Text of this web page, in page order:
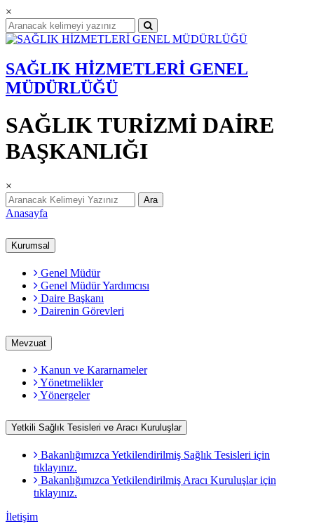
×
SAĞLIK HİZMETLERİ GENEL
MÜDÜRLÜĞÜ
SAĞLIK TURİZMİ DAİRE
BAŞKANLIĞI
×
Ara
Anasayfa
Kurumsal
Genel Müdür
Genel Müdür Yardımcısı
Daire Başkanı
Dairenin Görevleri
Mevzuat
Kanun ve Kararnameler
Yönetmelikler
Yönergeler
Yetkili Sağlık Tesisleri ve Aracı Kuruluşlar
Bakanlığımızca Yetkilendirilmiş Sağlık Tesisleri için
tıklayınız.
Bakanlığımızca Yetkilendirilmiş Aracı Kuruluşlar için
tıklayınız.
İletişim